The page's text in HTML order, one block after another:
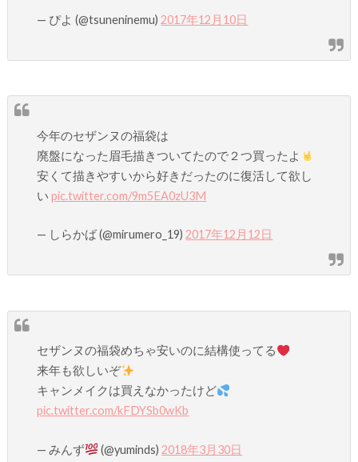
— ぴよ (@tsuneninemu)2017年12月10日
今年のセザンヌの福袋は
廃盤になった眉毛描きついてたので２つ買ったよ
安くて描きやすいから好きだったのに復活して欲し
いpic.twitter.com/9m5EA0zU3M
— しらかば (@mirumero_19)2017年12月12日
セザンヌの福袋めちゃ安いのに結構使ってる
来年も欲しいぞ
キャンメイクは買えなかったけど
pic.twitter.com/kFDYSb0wKb
— みんず (@yuminds)2018年3月30日